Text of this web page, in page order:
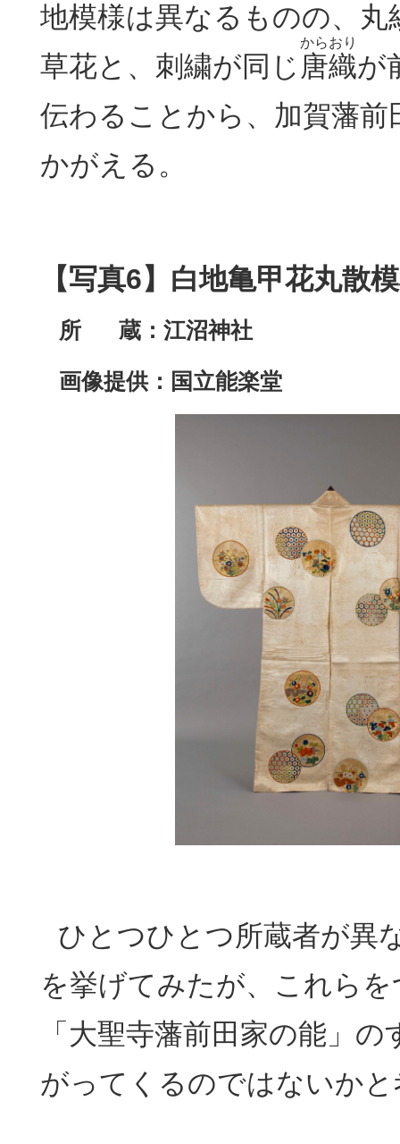
地模様は異なるものの、丸
草花と、刺繍が同じ 唐織
からおり
が
伝わることから、加賀藩前
かがえる。
【写真6】 白地亀甲花丸散
所 蔵： 江沼神社
画像提供：国立能楽堂
ひとつひとつ所蔵者が異
を挙げてみたが、これら
「大聖寺藩前田家の能」
がってくるのではないか